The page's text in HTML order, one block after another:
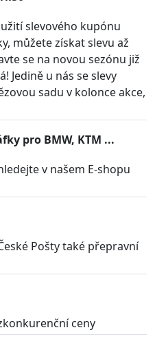
slevového kupónu
můžete získat slevu až
se na novou sezónu již
Jedině u nás se slevy
sadu v kolonce akce,
pro BMW, KTM ...
v našem E-shopu
Pošty také přepravní
ceny